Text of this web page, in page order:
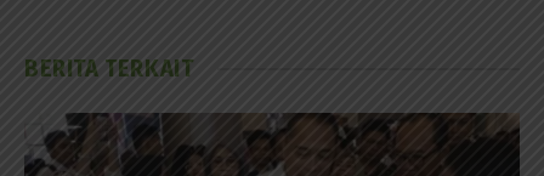
BERITA TERKAIT